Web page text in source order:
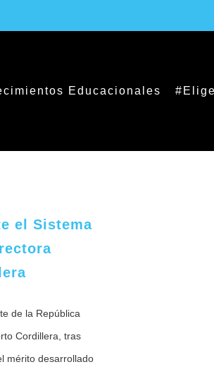
Educacionales
el Sistema
de la República
Cordillera, tras
mérito desarrollado